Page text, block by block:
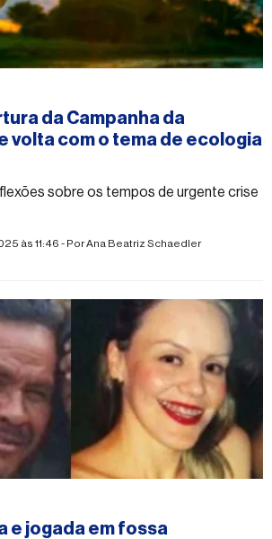
da Campanha da
volta com o tema de ecologia
sobre os tempos de urgente crise
às 11:46 - PorAna Beatriz Schaedler
e jogada em fossa